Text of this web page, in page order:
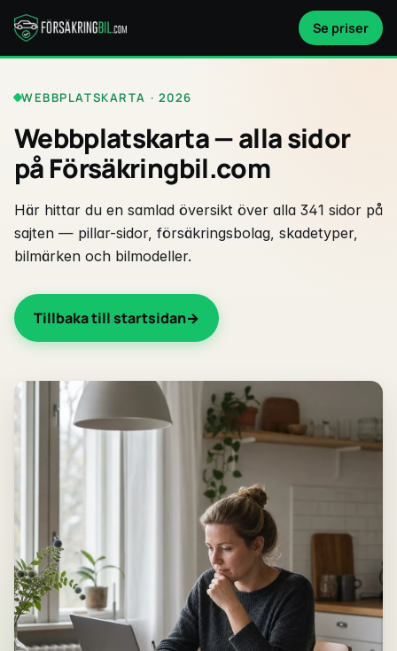
Se priser
WEBBPLATSKARTA · 2026
Webbplatskarta — alla sidor
på Försäkringbil.com
Här hittar du en samlad översikt över alla 341 sidor på
sajten — pillar-sidor, försäkringsbolag, skadetyper,
bilmärken och bilmodeller.
Tillbaka till startsidan